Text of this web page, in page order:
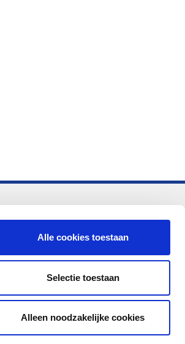
Alle cookies toestaan
Selectie toestaan
Alleen noodzakelijke cookies